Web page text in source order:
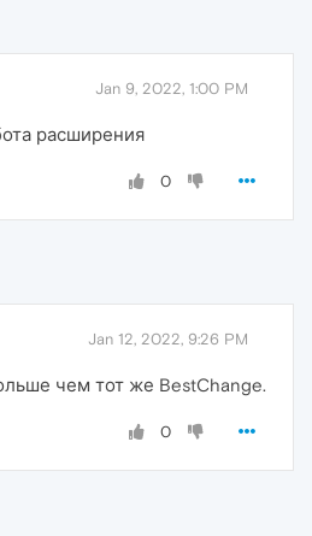
Jan 9, 2022, 1:00 PM
расширения
0
Jan 12, 2022, 9:26 PM
чем тот же BestChange.
0